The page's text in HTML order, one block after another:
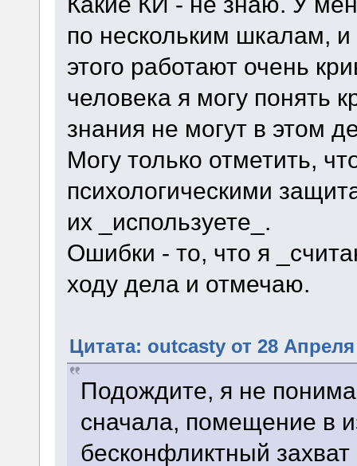
по нескольким шкалам,
этого работают очень
человека я могу понять
знания не могут в этом
Могу только отметить,
психологическими
их _используете_.
Ошибки - то, что я
ходу дела и отмечаю.
Цитата: outcasty от 28 Апреля
Подождите, я не
сначала, помещение в
бесконфликтный